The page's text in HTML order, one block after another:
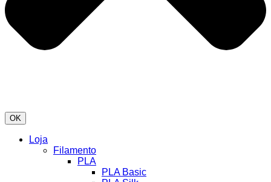
OK
Loja
Filamento
PLA
PLA Basic